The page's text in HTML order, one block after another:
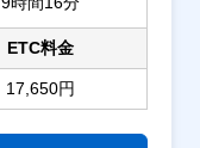
ETC料金
17,650円